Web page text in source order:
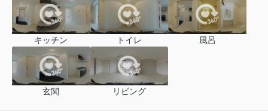
キッチン トイレ 風呂
玄関 リビング